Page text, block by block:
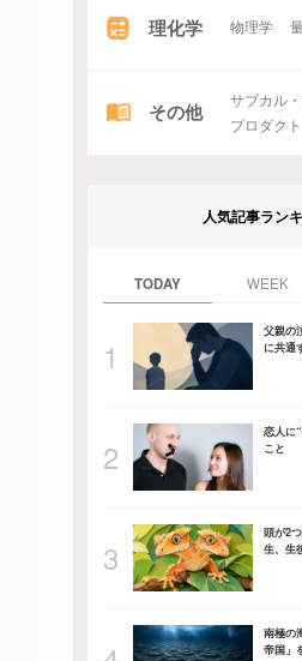
理化学 物理学
その他 サブカル
プロダクト
人気記事ラン
TODAY WEEK
父親の
に共通
恋人に
こと
頭が2
生、生
南極の
帝国」